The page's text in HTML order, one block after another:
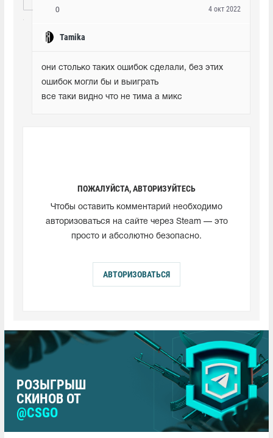
0
Tamika
4 окт 2022
они столько таких ошибок сделали, без этих
ошибок могли бы и выиграть
все таки видно что не тима а микс
ПОЖАЛУЙСТА, АВТОРИЗУЙТЕСЬ
Чтобы оставить комментарий необходимо
авторизоваться на сайте через Steam — это
просто и абсолютно безопасно.
АВТОРИЗОВАТЬСЯ
РОЗЫГРЫШ
СКИНОВ ОТ
@CSGO